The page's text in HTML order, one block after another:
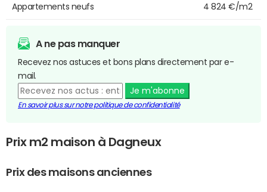
Appartements neufs 4 824 €/m2
A ne pas manquer
Recevez nos astuces et bons plans directement par e-
mail.
Je m'abonne
En savoir plus sur notre politique de confidentialité
Prix m2 maison à Dagneux
Prix des maisons anciennes